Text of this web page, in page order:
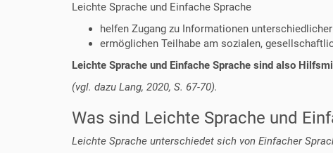
Leichte Sprache und Einfache Sprache
helfen Zugang zu Informationen
ermöglichen Teilhabe am sozialen,
Leichte Sprache und Einfache Sprache sind also
(vgl. dazu Lang, 2020, S. 67-70).
Was sind Leichte Sprache und
Leichte Sprache unterschiedet sich von Einfacher